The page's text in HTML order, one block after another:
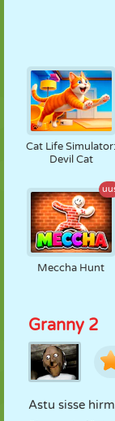
Cat Life Simulator:
Devil Cat
Meccha Hunt
Granny 2
Astu sisse